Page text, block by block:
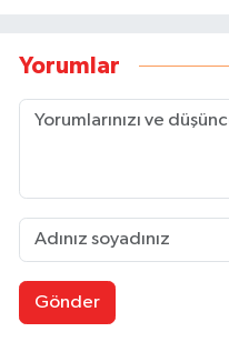
Yorumlar
Gönder